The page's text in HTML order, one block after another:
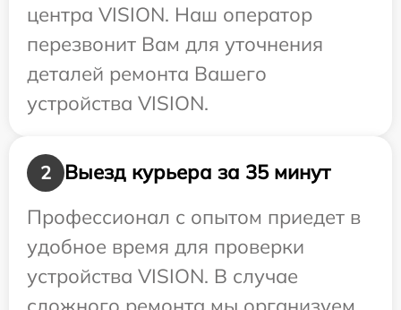
центра VISION. Наш оператор
перезвонит Вам для уточнения
деталей ремонта Вашего
устройства VISION.
2
Выезд курьера за 35 минут
Профессионал с опытом приедет в
удобное время для проверки
устройства VISION. В случае